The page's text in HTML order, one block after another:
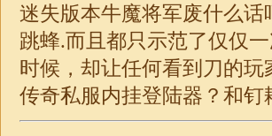
迷失版本牛魔将军废什么
跳蜂.而且都只示范了仅仅
时候，却让任何看到刀的
传奇私服内挂登陆器？和